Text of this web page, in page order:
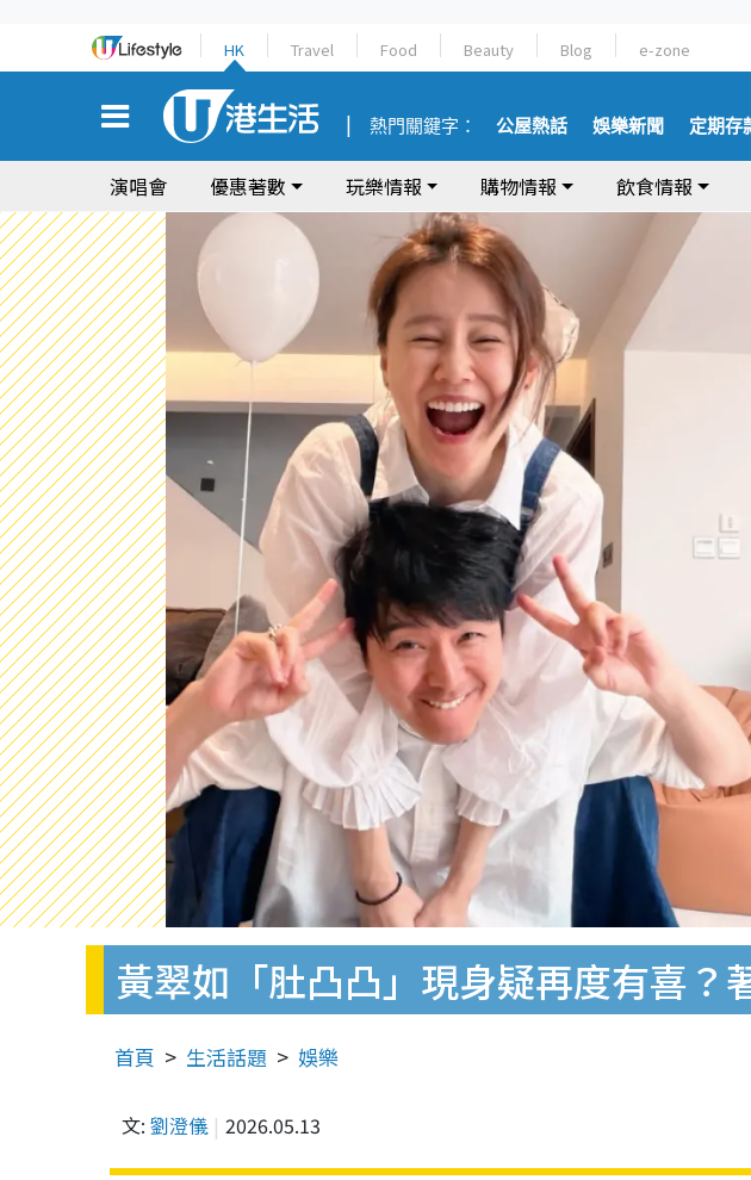
HK Travel Food Beauty Blog e-zone
熱門關鍵字： 公屋熱話 娛樂新聞 定期存
演唱會 優惠著數 玩樂情報 購物情報 飲食情報
黃翠如「肚凸凸」現身疑再度有喜？
首頁 生活話題 娛樂
文: 劉澄儀 2026.05.13